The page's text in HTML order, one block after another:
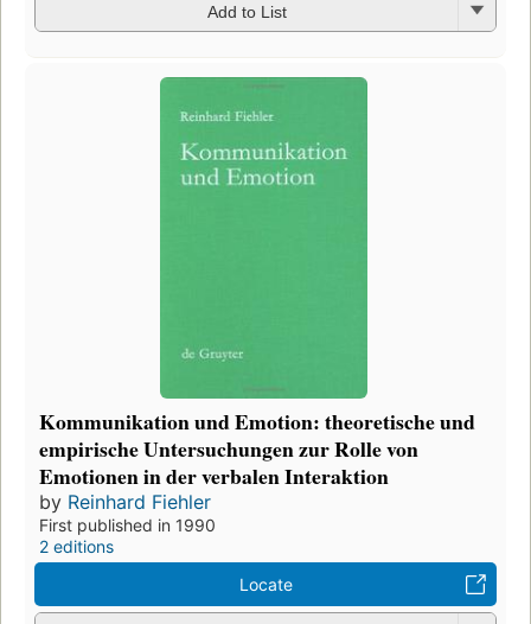
Add to List
Kommunikation und Emotion: theoretische und
empirische Untersuchungen zur Rolle von
Emotionen in der verbalen Interaktion
by Reinhard Fiehler
First published in 1990
2 editions
Locate